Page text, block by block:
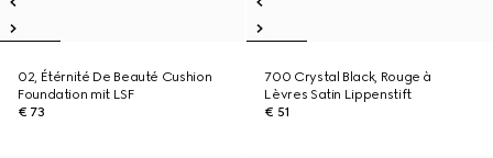
02, Étérnité De Beauté Cushion
Foundation mit LSF
€ 73
700 Crystal Black, Rouge à
Lèvres Satin Lippenstift
€ 51